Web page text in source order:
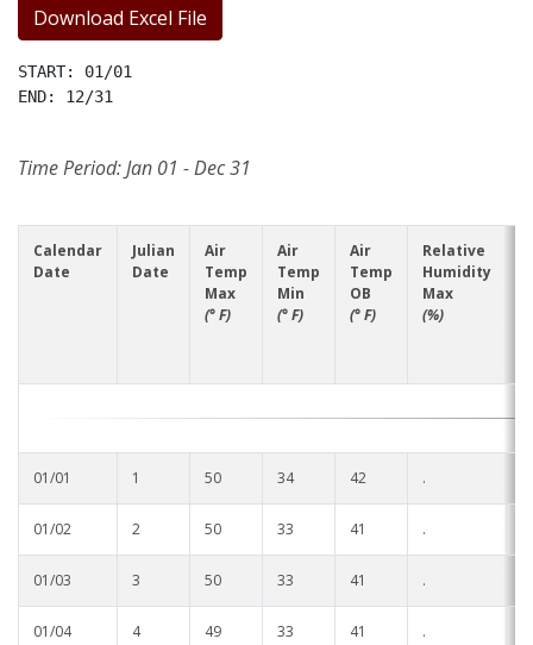
DD50's and DD60's
Rice DD50
Cotton Planting Recommendations
Soybean Planting Recommendations
Pond Temperature Predictions
SCAN Network
Crop Links
Norms
Belzoni
Greenwood
Lexington
Minter City
Moorhead
Download Excel File
START: 01/01
END: 12/31
Time Period: Jan 01 - Dec 31
Calendar
Date
Julian
Date
Air
Temp
Max
(° F)
Air
Temp
Min
(° F)
Air
Temp
OB
(° F)
Relative
Humidity
Max
(%)
01/01 1 50 34 42 .
01/02 2 50 33 41 .
01/03 3 50 33 41 .
01/04 4 49 33 41 .